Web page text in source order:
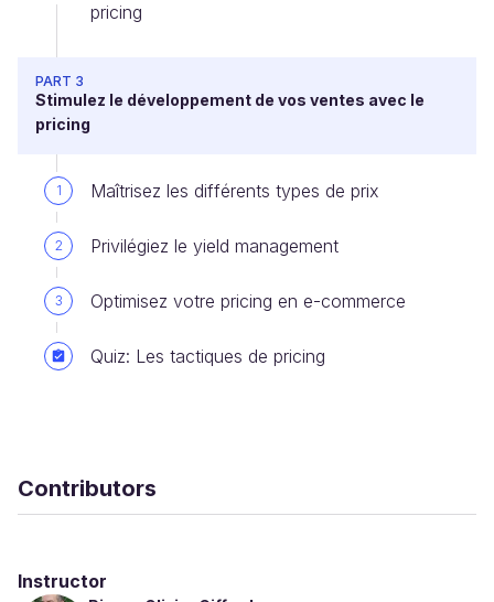
pricing
PART 3
Stimulez le développement de vos ventes avec le
pricing
1 Maîtrisez les différents types de prix
2 Privilégiez le yield management
3 Optimisez votre pricing en e-commerce
Quiz: Les tactiques de pricing
Contributors
Instructor